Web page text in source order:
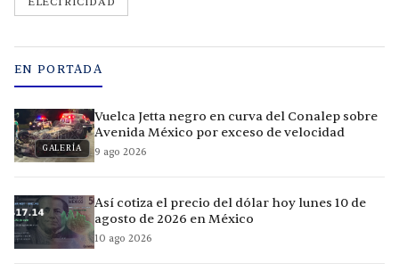
EN PORTADA
GALERÍA
Vuelca Jetta negro en curva del Conalep sobre
Avenida México por exceso de velocidad
9 ago 2026
Así cotiza el precio del dólar hoy lunes 10 de
agosto de 2026 en México
10 ago 2026